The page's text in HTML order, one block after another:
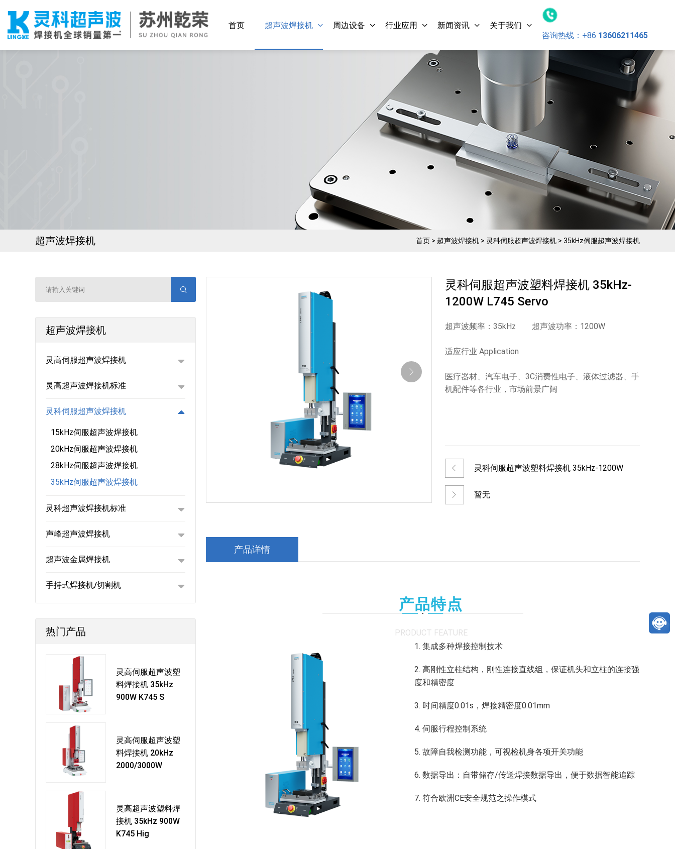
首页 超声波焊接机 周边设备 行业应用 新闻资讯
关于我们
咨询热线： +86 13606211465
超声波焊接机 首页 > 超声波焊接机 > 灵科伺服超声波焊接机 > 35kHz伺服超声波焊接机
超声波焊接机
灵高伺服超声波焊接机
灵高超声波焊接机标准
灵科伺服超声波焊接机
15kHz伺服超声波焊接机
20kHz伺服超声波焊接机
28kHz伺服超声波焊接机
35kHz伺服超声波焊接机
灵科超声波焊接机标准
声峰超声波焊接机
超声波金属焊接机
手持式焊接机/切割机
热门产品
灵高伺服超声波塑
料焊接机 35kHz
900W K745 S
灵高伺服超声波塑
料焊接机 20kHz
2000/3000W
灵高超声波塑料焊
接机 35kHz 900W
K745 Hig
灵科伺服超声波塑料焊接机 35kHz-
1200W L745 Servo
超声波频率：35kHz 超声波功率：1200W
适应行业 Application
医疗器材、汽车电子、3C消费性电子、液体过滤器、手
机配件等各行业，市场前景广阔
灵科伺服超声波塑料焊接机 35kHz-1200W
暂无
产品详情
产品特点
PRODUCT FEATURE
1. 集成多种焊接控制技术
2. 高刚性立柱结构，刚性连接直线组，保证机头和立柱的连接强
度和精密度
3. 时间精度0.01s，焊接精密度0.01mm
4. 伺服行程控制系统
5. 故障自我检测功能，可视检机身各项开关功能
6. 数据导出：自带储存/传送焊接数据导出，便于数据智能追踪
7. 符合欧洲CE安全规范之操作模式